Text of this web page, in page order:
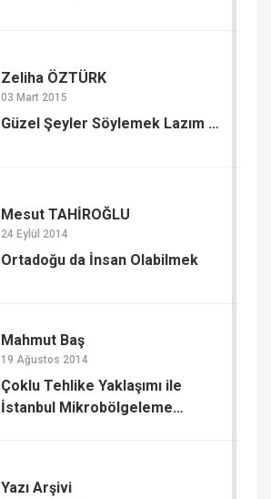
Zeliha ÖZTÜRK
03 Mart 2015
Güzel Şeyler Söylemek Lazım …
Mesut TAHİROĞLU
24 Eylül 2014
Ortadoğu da İnsan Olabilmek
Mahmut Baş
19 Ağustos 2014
Çoklu Tehlike Yaklaşımı ile
İstanbul Mikrobölgeleme
Yazı Arşivi